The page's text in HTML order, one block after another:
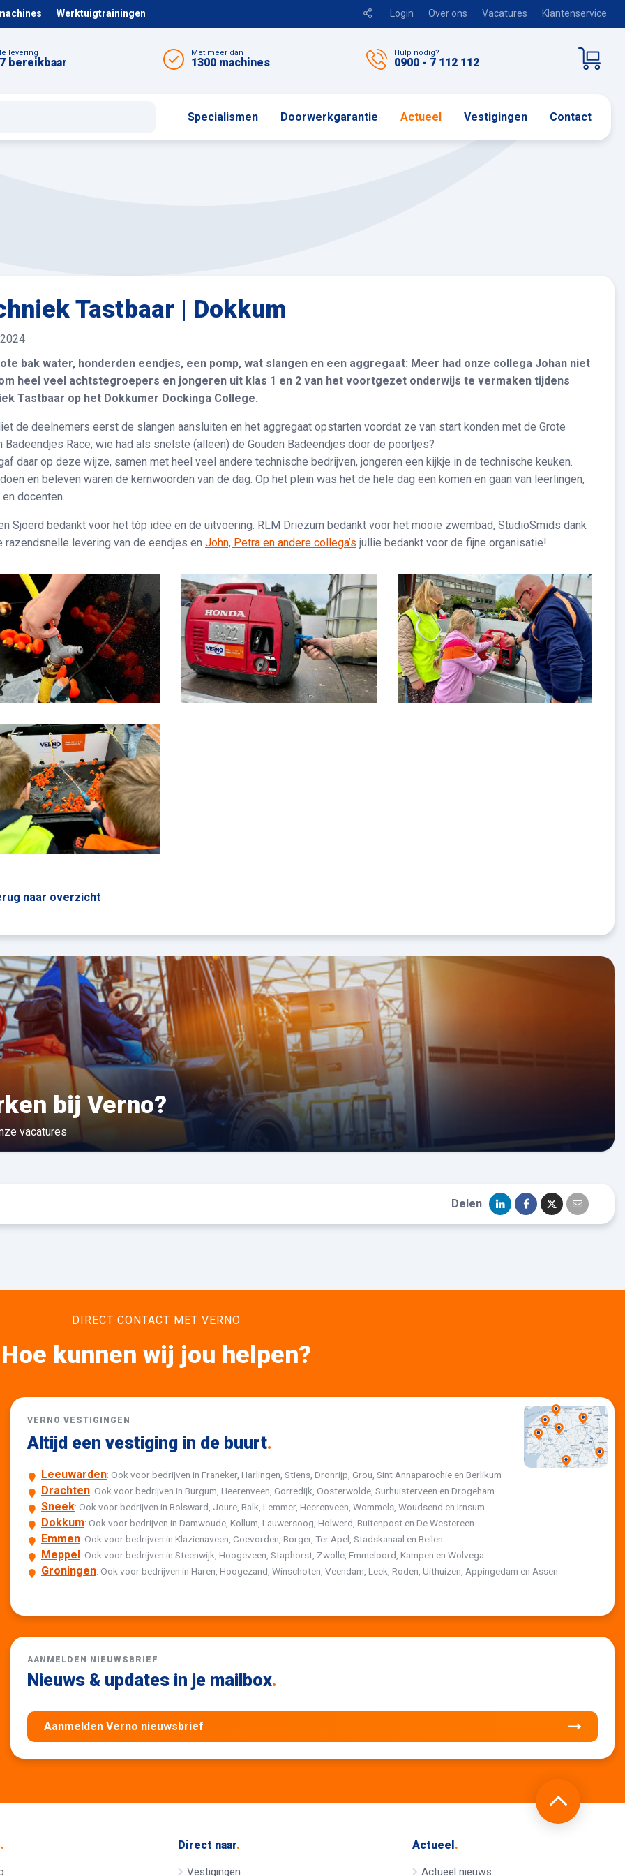
Werktuigtrainingen Login Over ons Vacatures Klantenservice
levering
bereikbaar
Met meer dan
1300 machines
Hulp nodig?
0900 - 7 112 112
Specialismen Doorwerkgarantie Actueel Vestigingen Contact
Tastbaar | Dokkum
bak water, honderden eendjes, een pomp, wat slangen en een aggregaat: Meer had onze collega Johan niet
heel veel achtstegroepers en jongeren uit klas 1 en 2 van het voortgezet onderwijs te vermaken tijdens
Tastbaar op het Dokkumer Dockinga College.
de deelnemers eerst de slangen aansluiten en het aggregaat opstarten voordat ze van start konden met de Grote
Badeendjes Race; wie had als snelste (alleen) de Gouden Badeendjes door de poortjes?
daar op deze wijze, samen met heel veel andere technische bedrijven, jongeren een kijkje in de technische keuken.
en beleven waren de kernwoorden van de dag. Op het plein was het de hele dag een komen en gaan van leerlingen,
docenten.
Sjoerd bedankt voor het tóp idee en de uitvoering. RLM Driezum bedankt voor het mooie zwembad, StudioSmids dank
razendsnelle levering van de eendjes en John, Petra en andere collega’s jullie bedankt voor de fijne organisatie!
naar overzicht
bij Verno?
vacatures
Delen
DIRECT CONTACT MET VERNO
Hoe kunnen wij jou helpen?
VERNO VESTIGINGEN
Altijd een vestiging in de buurt.
Leeuwarden: Ook voor bedrijven in Franeker, Harlingen, Stiens, Dronrijp, Grou, Sint Annaparochie en Berlikum
Drachten: Ook voor bedrijven in Burgum, Heerenveen, Gorredijk, Oosterwolde, Surhuisterveen en Drogeham
Sneek: Ook voor bedrijven in Bolsward, Joure, Balk, Lemmer, Heerenveen, Wommels, Woudsend en Irnsum
Dokkum: Ook voor bedrijven in Damwoude, Kollum, Lauwersoog, Holwerd, Buitenpost en De Westereen
Emmen: Ook voor bedrijven in Klazienaveen, Coevorden, Borger, Ter Apel, Stadskanaal en Beilen
Meppel: Ook voor bedrijven in Steenwijk, Hoogeveen, Staphorst, Zwolle, Emmeloord, Kampen en Wolvega
Groningen: Ook voor bedrijven in Haren, Hoogezand, Winschoten, Veendam, Leek, Roden, Uithuizen, Appingedam en Assen
AANMELDEN NIEUWSBRIEF
Nieuws & updates in je mailbox.
Aanmelden Verno nieuwsbrief
. Direct naar.
Vestigingen
Actueel .
Actueel nieuws